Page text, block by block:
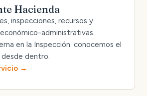
Hacienda
inspecciones, recursos y
administrativas.
en la Inspección: conocemos el
dentro.